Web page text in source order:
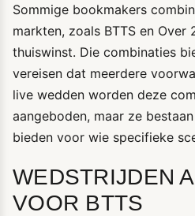
Sommige bookmakers
markten, zoals BTTS en Over
thuiswinst. Die combinaties
vereisen dat meerdere
live wedden worden deze
aangeboden, maar ze
bieden voor wie specifieke
WEDSTRIJDEN
VOOR BTTS